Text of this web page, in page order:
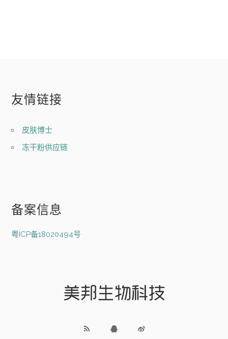
友情链接
皮肤博士
冻干粉供应链
备案信息
粤ICP备18020494号